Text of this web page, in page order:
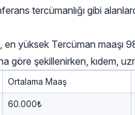
tercümanlığı gibi
yüksek Tercüman maaşı
göre şekillenirken, kıdem,
Ortalama Maaş
60.000₺